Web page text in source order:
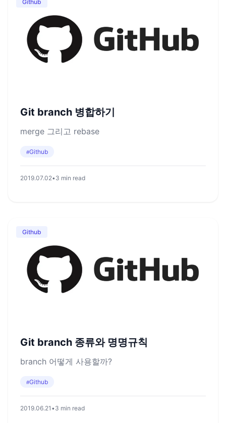
Github
Git branch 병합하기
merge 그리고 rebase
#Github
2019.07.02•3 min read
Github
Git branch 종류와 명명규칙
branch 어떻게 사용할까?
#Github
2019.06.21 •3 min read